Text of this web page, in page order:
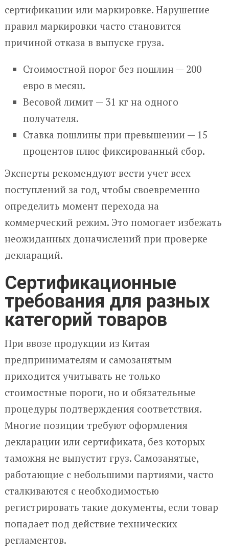
сертификации или маркировке. Нарушение
правил маркировки часто становится
причиной отказа в выпуске груза.
Стоимостной порог без пошлин — 200
евро в месяц.
Весовой лимит — 31 кг на одного
получателя.
Ставка пошлины при превышении — 15
процентов плюс фиксированный сбор.
Эксперты рекомендуют вести учет всех
поступлений за год, чтобы своевременно
определить момент перехода на
коммерческий режим. Это помогает избежать
неожиданных доначислений при проверке
деклараций.
Сертификационные
требования для разных
категорий товаров
При ввозе продукции из Китая
предпринимателям и самозанятым
приходится учитывать не только
стоимостные пороги, но и обязательные
процедуры подтверждения соответствия.
Многие позиции требуют оформления
декларации или сертификата, без которых
таможня не выпустит груз. Самозанятые,
работающие с небольшими партиями, часто
сталкиваются с необходимостью
регистрировать такие документы, если товар
попадает под действие технических
регламентов.